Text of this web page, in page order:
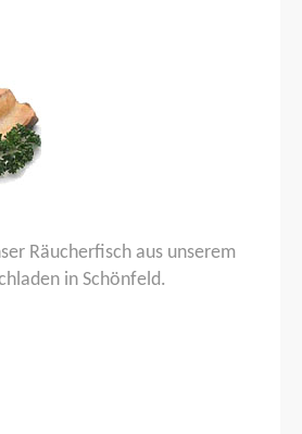
Räucherfisch aus unserem
in Schönfeld.